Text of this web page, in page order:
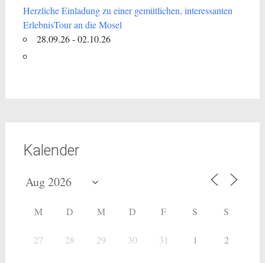
Herzliche Einladung zu einer gemütlichen, interessanten
ErlebnisTour an die Mosel
28.09.26 - 02.10.26
Kalender
M D M D F S S
27 28 29 30 31 1 2